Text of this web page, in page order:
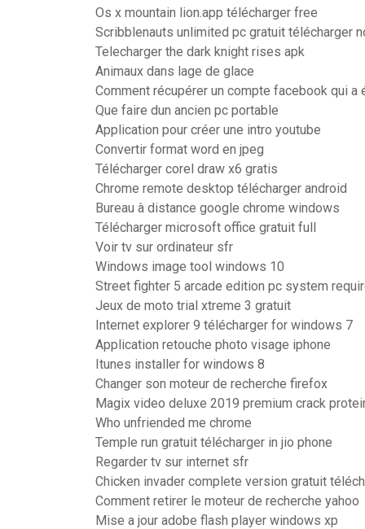
Os x mountain lion.app télécharger free
Scribblenauts unlimited pc gratuit télécharger
Telecharger the dark knight rises apk
Animaux dans lage de glace
Comment récupérer un compte facebook qui a
Que faire dun ancien pc portable
Application pour créer une intro youtube
Convertir format word en jpeg
Télécharger corel draw x6 gratis
Chrome remote desktop télécharger android
Bureau à distance google chrome windows
Télécharger microsoft office gratuit full
Voir tv sur ordinateur sfr
Windows image tool windows 10
Street fighter 5 arcade edition pc system
Jeux de moto trial xtreme 3 gratuit
Internet explorer 9 télécharger for windows 7
Application retouche photo visage iphone
Itunes installer for windows 8
Changer son moteur de recherche firefox
Magix video deluxe 2019 premium crack
Who unfriended me chrome
Temple run gratuit télécharger in jio phone
Regarder tv sur internet sfr
Chicken invader complete version gratuit
Comment retirer le moteur de recherche yahoo
Mise a jour adobe flash player windows xp